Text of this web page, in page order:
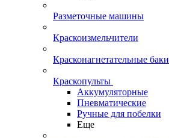
Разметочные машины
Краскоизмельчители
Красконагнетательные баки
Краскопульты
Аккумуляторные
Пневматические
Ручные для побелки
Еще